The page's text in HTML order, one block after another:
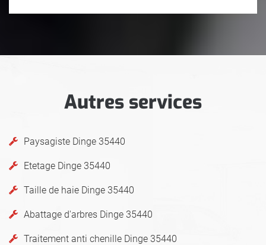
Autres services
Paysagiste Dinge 35440
Etetage Dinge 35440
Taille de haie Dinge 35440
Abattage d'arbres Dinge 35440
Traitement anti chenille Dinge 35440